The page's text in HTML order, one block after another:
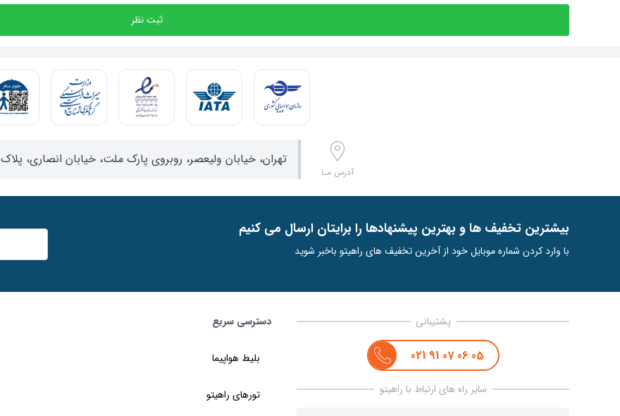
ثبت نظر
آدرس مـا
تهران، خیابان ولیعصر، روبروی پارک ملت، خیابان انصاری، پلاک ۸۲، واحد ۱۷
ﺑﯿﺸﺘﺮﯾﻦ ﺗﺨﻔﯿﻒ ﻫﺎ و ﺑﻬﺘﺮﯾﻦ ﭘﯿﺸﻨﻬﺎدﻫﺎ را ﺑﺮاﯾﺘﺎن ارﺳﺎل ﻣﯽ ﮐﻨﯿﻢ
با وارد کردن شماره موبایل خود از آخرین تخفیف های راهیتو باخبر شوید
پشتیبانی
021 91 07 06 05
سایر راه های ارتباط با راهیتو
دسترسی سریع
بلیط هواپیما
تورهای راهیتو